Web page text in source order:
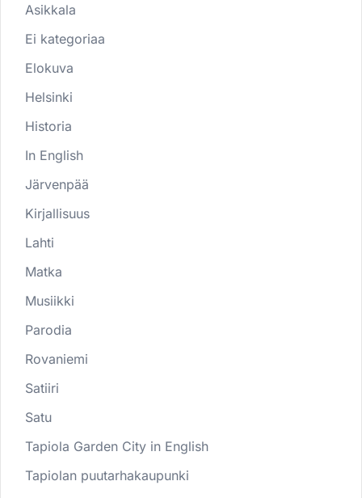
Asikkala
Ei kategoriaa
Elokuva
Helsinki
Historia
In English
Järvenpää
Kirjallisuus
Lahti
Matka
Musiikki
Parodia
Rovaniemi
Satiiri
Satu
Tapiola Garden City in English
Tapiolan puutarhakaupunki